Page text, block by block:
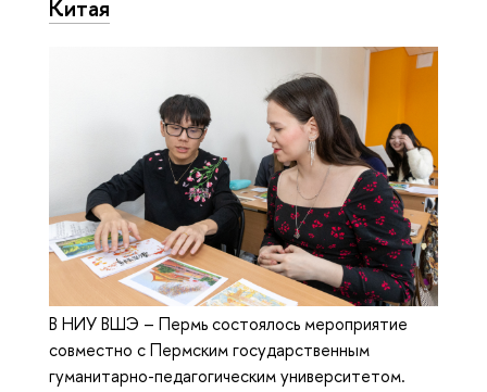
Китая
В НИУ ВШЭ – Пермь состоялось мероприятие
совместно с Пермским государственным
гуманитарно-педагогическим университетом.